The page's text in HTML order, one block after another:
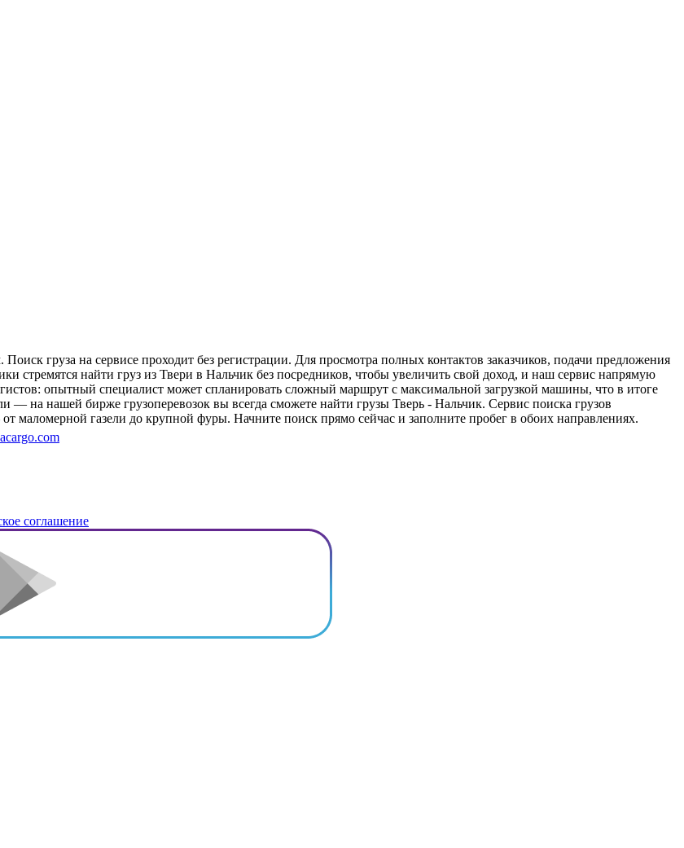
груза на сервисе проходит без регистрации. Для просмотра полных контактов заказчиков, подачи предложения
стремятся найти груз из Твери в Нальчик без посредников, чтобы увеличить свой доход, и наш сервис напрямую
опытный специалист может спланировать сложный маршрут с максимальной загрузкой машины, что в итоге
на нашей бирже грузоперевозок вы всегда сможете найти грузы Тверь - Нальчик. Сервис поиска грузов
маломерной газели до крупной фуры. Начните поиск прямо сейчас и заполните пробег в обоих направлениях.
соглашение